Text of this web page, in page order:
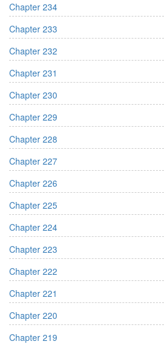
Chapter 234
Chapter 233
Chapter 232
Chapter 231
Chapter 230
Chapter 229
Chapter 228
Chapter 227
Chapter 226
Chapter 225
Chapter 224
Chapter 223
Chapter 222
Chapter 221
Chapter 220
Chapter 219